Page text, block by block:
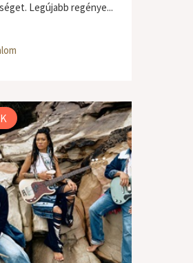
Legújabb regénye...